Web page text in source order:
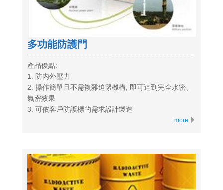
多功能防護門
產品優點:
1. 防內外壓力
2. 操作簡單且不需複雜迫緊機構, 即可達到完全水密、
氣密效果
3. 可依客戶防護標的需求設計製造
more